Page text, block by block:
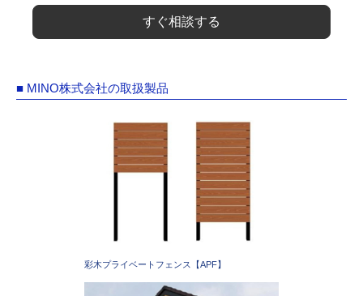
すぐ相談する
■ MINO株式会社の取扱製品
彩木プライベートフェンス【APF】